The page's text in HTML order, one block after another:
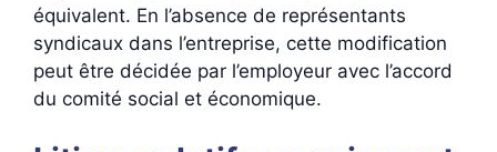
équivalent. En l’absence de représentants
syndicaux dans l’entreprise, cette modification
peut être décidée par l’employeur avec l’accord
du comité social et économique.